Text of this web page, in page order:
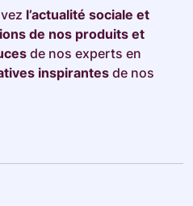
l’actualité sociale et
de nos produits et
de nos experts en
inspirantesde nos